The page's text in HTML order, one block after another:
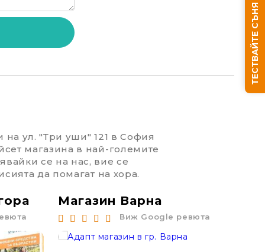
на ул. "Три уши" 121 в София
магазина в най-големите
се на нас, вие се
да помагат на хора.
Магазин Варна
Виж Google ревюта
ТЕСТВАЙТЕ СЪНЯ СИ